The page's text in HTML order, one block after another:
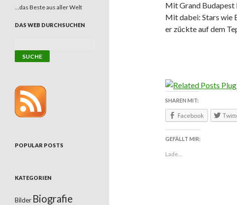
Mit Grand Budapest
Mit dabei: Stars wie
er zückte auf dem
SHAREN MIT:
Facebook
GEFÄLLT MIR:
Lade...
…das Beste aus aller Welt
DAS WEB DURCHSUCHEN
POPULAR POSTS
KATEGORIEN
Bilder Biografie